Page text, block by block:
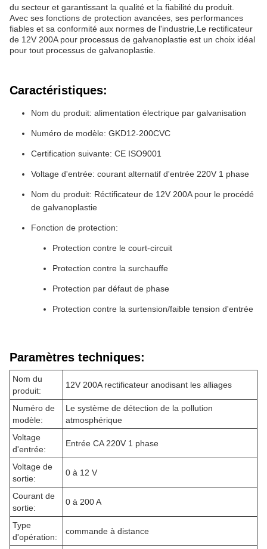
du secteur et garantissant la qualité et la fiabilité du produit.
Avec ses fonctions de protection avancées, ses performances
fiables et sa conformité aux normes de l'industrie,Le rectificateur
de 12V 200A pour processus de galvanoplastie est un choix idéal
pour tout processus de galvanoplastie.
Caractéristiques:
Nom du produit: alimentation électrique par galvanisation
Numéro de modèle: GKD12-200CVC
Certification suivante: CE ISO9001
Voltage d'entrée: courant alternatif d'entrée 220V 1 phase
Nom du produit: Réctificateur de 12V 200A pour le procédé
de galvanoplastie
Fonction de protection:
Protection contre le court-circuit
Protection contre la surchauffe
Protection par défaut de phase
Protection contre la surtension/faible tension d'entrée
Paramètres techniques:
Nom du
produit:
12V 200A rectificateur anodisant les alliages
Numéro de
modèle:
Le système de détection de la pollution
atmosphérique
Voltage
d'entrée:
Entrée CA 220V 1 phase
Voltage de
sortie:
0 à 12 V
Courant de
sortie:
0 à 200 A
Type
d'opération:
commande à distance